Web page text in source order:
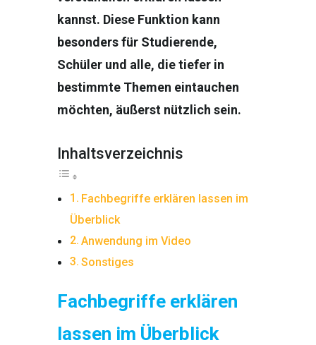
kannst. Diese Funktion kann
besonders für Studierende,
Schüler und alle, die tiefer in
bestimmte Themen eintauchen
möchten, äußerst nützlich sein.
Inhaltsverzeichnis
Fachbegriffe erklären lassen im
Überblick
Anwendung im Video
Sonstiges
Fachbegriffe erklären
lassen im Überblick